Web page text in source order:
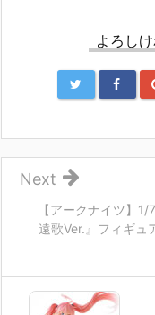
よろし
【アークナイツ】
遠歌Ver.』フィギュ
Next